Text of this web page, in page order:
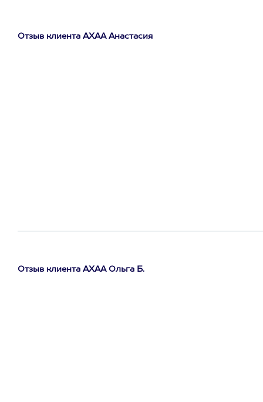
Отзыв клиента АХАА Анастасия
Отзыв клиента АХАА Ольга Б.